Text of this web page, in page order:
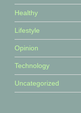
Healthy
Lifestyle
Opinion
Technology
Uncategorized